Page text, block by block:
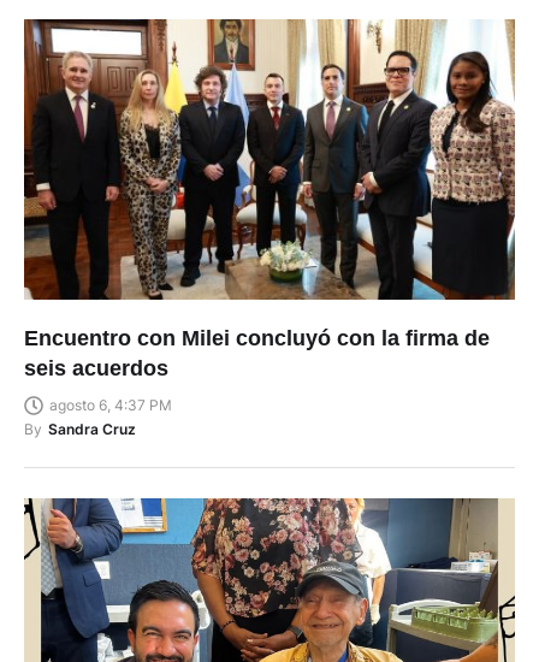
Encuentro con Milei concluyó con la firma de
seis acuerdos
agosto 6, 4:37 PM
By Sandra Cruz